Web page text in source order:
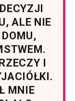
ALE NIE
I
MNIE